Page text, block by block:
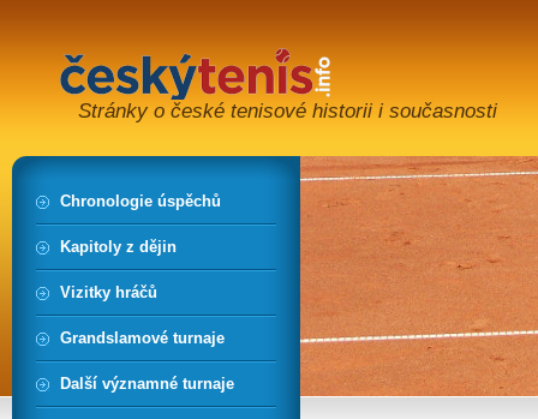
Stránky o české tenisové historii i současnosti
Chronologie úspěchů
Kapitoly z dějin
Vizitky hráčů
Grandslamové turnaje
Další významné turnaje